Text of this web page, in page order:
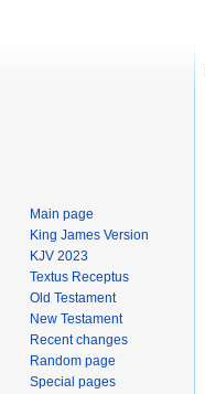
Main page
King James Version
KJV 2023
Textus Receptus
Old Testament
New Testament
Recent changes
Random page
Special pages